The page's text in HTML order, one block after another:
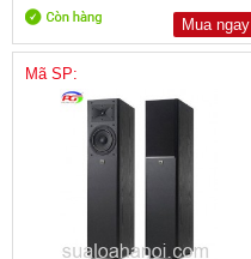
Mua ngay
Mã SP: